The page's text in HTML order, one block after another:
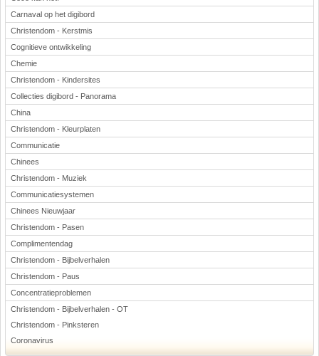
Carnaval op het digibord
Christendom - Kerstmis
Cognitieve ontwikkeling
Chemie
Christendom - Kindersites
Collecties digibord - Panorama
China
Christendom - Kleurplaten
Communicatie
Chinees
Christendom - Muziek
Communicatiesystemen
Chinees Nieuwjaar
Christendom - Pasen
Complimentendag
Christendom - Bijbelverhalen
Christendom - Paus
Concentratieproblemen
Christendom - Bijbelverhalen - OT
Christendom - Pinksteren
Coronavirus